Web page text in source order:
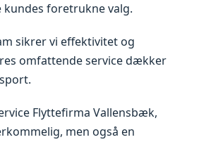
foretrukne valg.
sikrer vi effektivitet og
omfattende service dækker
Flyttefirma Vallensbæk,
men også en